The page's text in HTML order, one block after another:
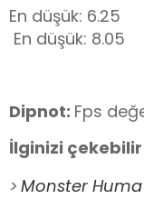
En düşük:
En düşük: 8.05
Dipnot: Fps
İlginizi çekebilir
>Monster Huma